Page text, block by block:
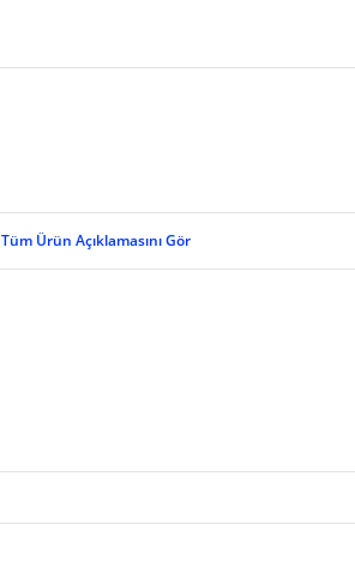
Tüm Ürün Açıklamasını Gör